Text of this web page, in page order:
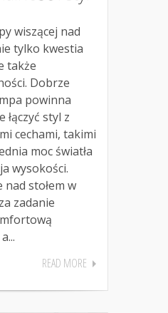
wiszącej nad
tylko kwestia
także
Dobrze
powinna
łączyć styl z
cechami, takimi
moc światła
wysokości.
nad stołem w
zadanie
READ MORE